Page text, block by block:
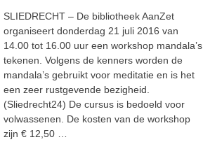
SLIEDRECHT – De bibliotheek AanZet
organiseert donderdag 21 juli 2016 van
14.00 tot 16.00 uur een workshop mandala’s
tekenen. Volgens de kenners worden de
mandala’s gebruikt voor meditatie en is het
een zeer rustgevende bezigheid.
(Sliedrecht24) De cursus is bedoeld voor
volwassenen. De kosten van de workshop
zijn € 12,50 …